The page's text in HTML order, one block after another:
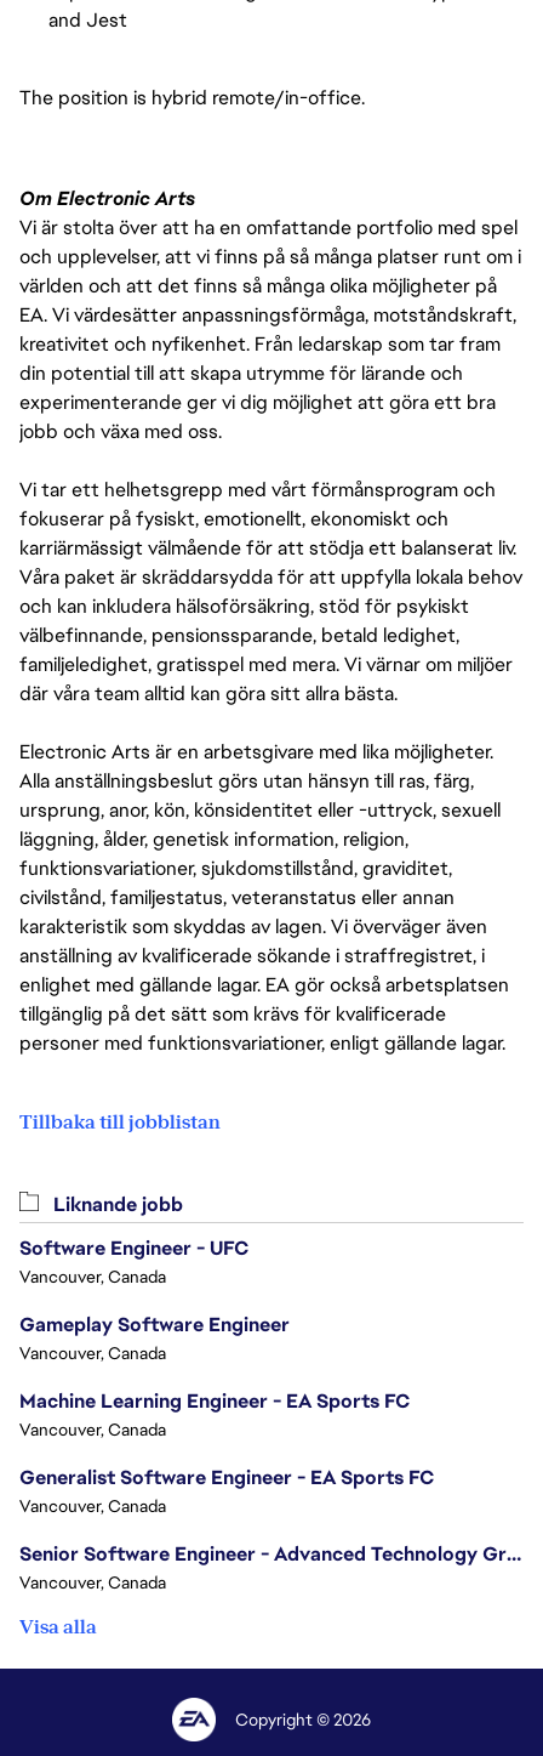
and Jest
The position is hybrid remote/in-office.
Om Electronic Arts
Vi är stolta över att ha en omfattande portfolio med spel
och upplevelser, att vi finns på så många platser runt om i
världen och att det finns så många olika möjligheter på
EA. Vi värdesätter anpassningsförmåga, motståndskraft,
kreativitet och nyfikenhet. Från ledarskap som tar fram
din potential till att skapa utrymme för lärande och
experimenterande ger vi dig möjlighet att göra ett bra
jobb och växa med oss.
Vi tar ett helhetsgrepp med vårt förmånsprogram och
fokuserar på fysiskt, emotionellt, ekonomiskt och
karriärmässigt välmående för att stödja ett balanserat liv.
Våra paket är skräddarsydda för att uppfylla lokala behov
och kan inkludera hälsoförsäkring, stöd för psykiskt
välbefinnande, pensionssparande, betald ledighet,
familjeledighet, gratisspel med mera. Vi värnar om miljöer
där våra team alltid kan göra sitt allra bästa.
Electronic Arts är en arbetsgivare med lika möjligheter.
Alla anställningsbeslut görs utan hänsyn till ras, färg,
ursprung, anor, kön, könsidentitet eller -uttryck, sexuell
läggning, ålder, genetisk information, religion,
funktionsvariationer, sjukdomstillstånd, graviditet,
civilstånd, familjestatus, veteranstatus eller annan
karakteristik som skyddas av lagen. Vi överväger även
anställning av kvalificerade sökande i straffregistret, i
enlighet med gällande lagar. EA gör också arbetsplatsen
tillgänglig på det sätt som krävs för kvalificerade
personer med funktionsvariationer, enligt gällande lagar.
Tillbaka till jobblistan
Liknande jobb
Software Engineer - UFC
Vancouver, Canada
Gameplay Software Engineer
Vancouver, Canada
Machine Learning Engineer - EA Sports FC
Vancouver, Canada
Generalist Software Engineer - EA Sports FC
Vancouver, Canada
Senior Software Engineer - Advanced Technology Group
Vancouver, Canada
Visa alla
Copyright © 2026